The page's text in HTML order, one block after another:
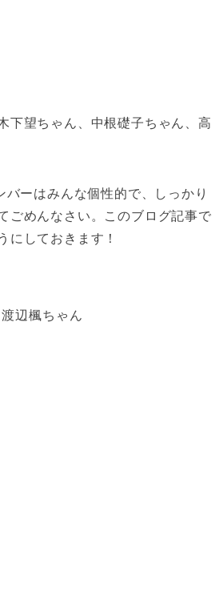
下望ちゃん、中根礎子ちゃん、高
ーはみんな個性的で、しっかり
ごめんなさい。このブログ記事で
にしておきます！
辺楓ちゃん